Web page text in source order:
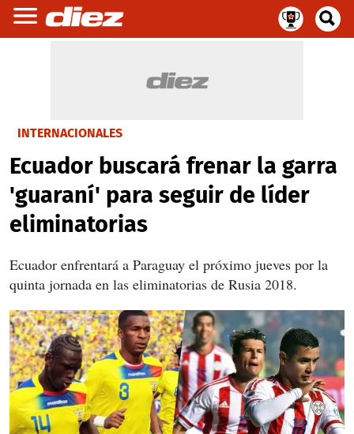
INTERNACIONALES
Ecuador buscará frenar la garra
'guaraní' para seguir de líder
eliminatorias
Ecuador enfrentará a Paraguay el próximo jueves por la
quinta jornada en las eliminatorias de Rusia 2018.